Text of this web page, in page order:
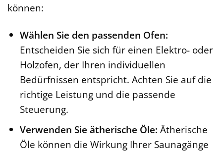
können:
Wählen Sie den passenden Ofen:
Entscheiden Sie sich für einen Elektro- oder
Holzofen, der Ihren individuellen
Bedürfnissen entspricht. Achten Sie auf die
richtige Leistung und die passende
Steuerung.
Verwenden Sie ätherische Öle: Ätherische
Öle können die Wirkung Ihrer Saunagänge